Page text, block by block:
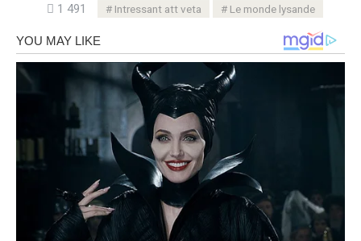
1 491 Intressant att veta Le monde lysande